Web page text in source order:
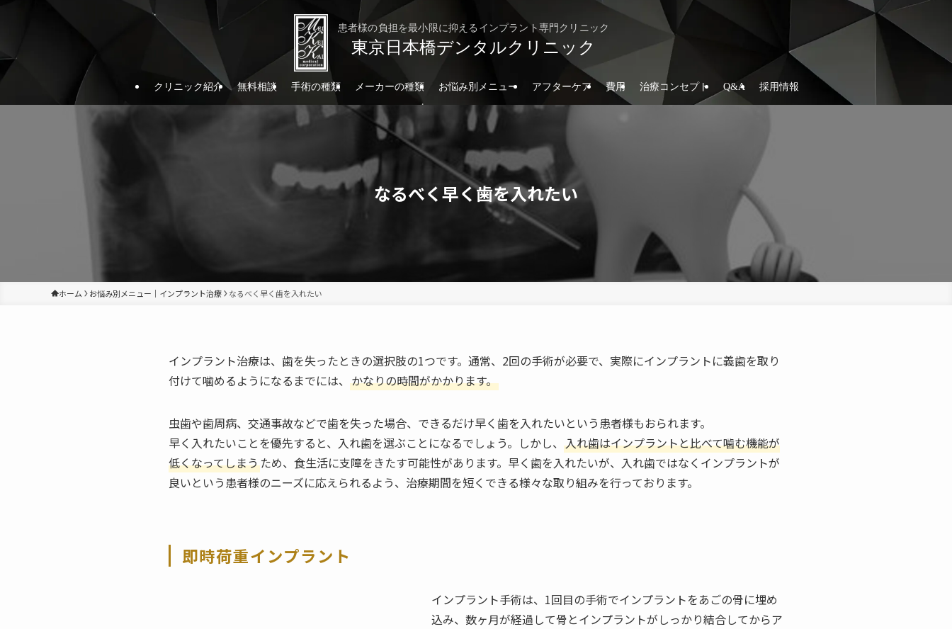
患者様の負担を最小限に抑えるインプラント専門クリニック
東京日本橋デンタルクリニック
クリニック紹介 無料相談 手術の種類 メーカーの種類 お悩み別メニュー アフターケア 費用 治療コンセプト Q&A 採用情報
なるべく早く歯を入れたい
ホーム お悩み別メニュー｜インプラント治療 なるべく早く歯を入れたい
インプラント治療は、歯を失ったときの選択肢の1つです。通常、2回の手術が必要で、実際にインプラントに義歯を取り
付けて噛めるようになるまでには、 かなりの時間がかかります。
虫歯や歯周病、交通事故などで歯を失った場合、できるだけ早く歯を入れたいという患者様もおられます。
早く入れたいことを優先すると、入れ歯を選ぶことになるでしょう。しかし、 入れ歯はインプラントと比べて噛む機能が
低くなってしまうため、食生活に支障をきたす可能性があります。早く歯を入れたいが、入れ歯ではなくインプラントが
良いという患者様のニーズに応えられるよう、治療期間を短くできる様々な取り組みを行っております。
即時荷重インプラント
インプラント手術は、1回目の手術でインプラントをあごの骨に埋め
込み、数ヶ月が経過して骨とインプラントがしっかり結合してからア